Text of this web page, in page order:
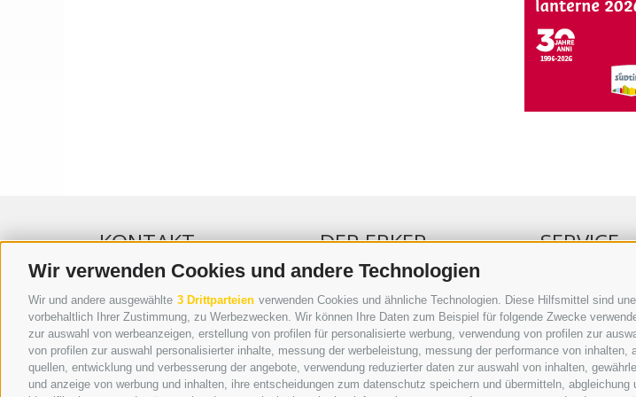
Wir verwenden Cookies und andere Technologien
Wir und andere ausgewählte 3 Drittparteien verwenden Cookies und ähnliche Technologien. Diese Hilfsmittel sind
vorbehaltlich Ihrer Zustimmung, zu Werbezwecken. Wir können Ihre Daten zum Beispiel für folgende Zwecke
zur auswahl von werbeanzeigen, erstellung von profilen für personalisierte werbung, verwendung von profilen zur
von profilen zur auswahl personalisierter inhalte, messung der werbeleistung, messung der performance von
quellen, entwicklung und verbesserung der angebote, verwendung reduzierter daten zur auswahl von inhalten,
und anzeige von werbung und inhalten, ihre entscheidungen zum datenschutz speichern und übermitteln,
KONTAKT
WIPP-MEDIA GMBH
DER ERKER
NEUSTADT 20A
I-39049 STERZING
TEL.: +39 0472 766876
DER ERKER
WERBEN IM ERKER
ONLINE-WERBUNG
SEPA-DAUERAUFTRAG
REGELN LESERKOMMENTARE
ONLINE VOTING
SERVICE
KLEINANZEIGER
NÜTZLICHE
WETTER
WEBCAM